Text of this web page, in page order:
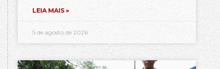
LEIA MAIS »
5 de agosto de 2026